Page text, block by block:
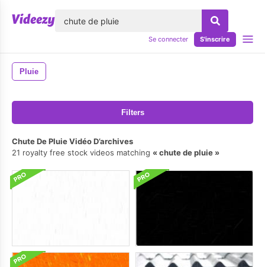
Se connecter S'inscrire
Pluie
Filters
Chute De Pluie Vidéo D’archives
21 royalty free stock videos matching
chute de pluie